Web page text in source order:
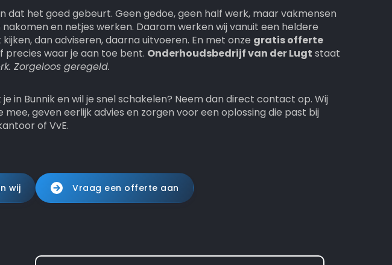
dat het goed gebeurt. Geen gedoe, geen half werk, maar vakmensen
en netjes werken. Daarom werken wij vanuit een heldere
dan adviseren, daarna uitvoeren. En met onze gratis offerte
precies waar je aan toe bent. Onderhoudsbedrijf van der Lugt staat
Zorgeloos geregeld.
in Bunnik en wil je snel schakelen? Neem dan direct contact op. Wij
mee, geven eerlijk advies en zorgen voor een oplossing die past bij
of VvE.
wij Vraag een offerte aan